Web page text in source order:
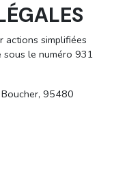
actions simplifiées
sous le numéro 931
95480